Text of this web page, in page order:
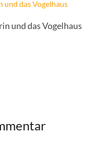
und das Vogelhaus